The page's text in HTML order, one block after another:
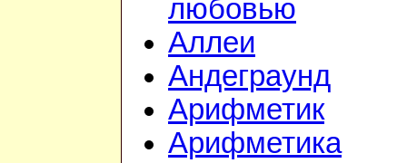
любовью
Аллеи
Андеграунд
Арифметик
Арифметика